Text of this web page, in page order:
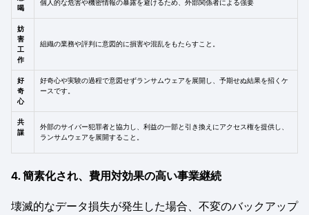
喝
個人的な危害や機密情報の暴露を避けるため、外部関係者による強要
妨
害
工
作
組織の業務や評判に意図的に損害や混乱をもたらすこと。
好
奇
心
好奇心や実験の過程で意図せずランサムウェアを展開し、予期せぬ結果を招くケ
ースです。
共
謀
外部のサイバー犯罪者と協力し、利益の一部と引き換えにアクセス権を提供し、
ランサムウェアを展開すること。
4. 簡素化され、費用対効果の高い事業継続
壊滅的なデータ損失が発生した場合、不変のバックアップ